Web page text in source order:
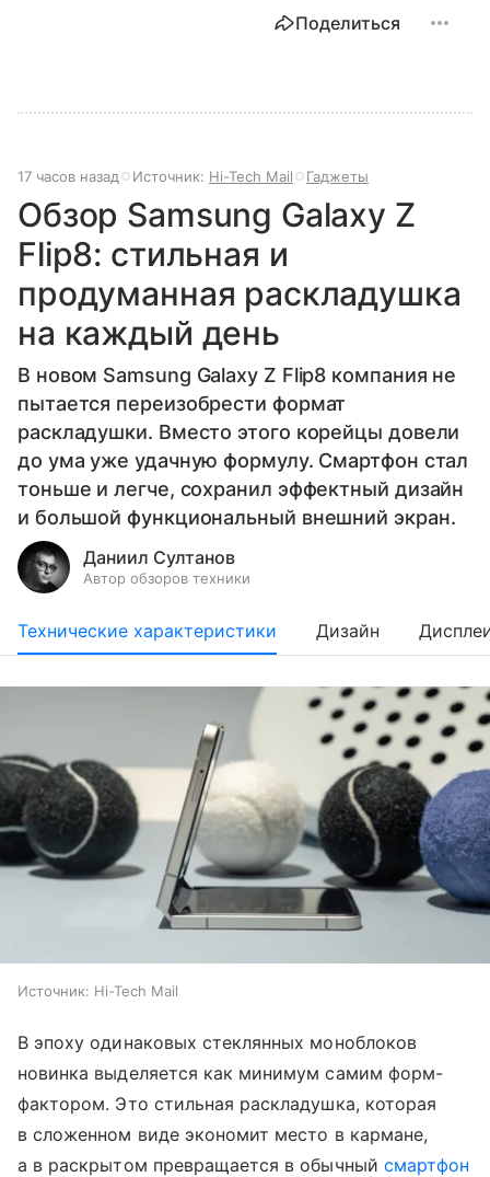
Поделиться
17 часов назад Источник: Hi-Tech Mail Гаджеты
Обзор Samsung Galaxy Z
Flip8: стильная и
продуманная раскладушка
на каждый день
В новом Samsung Galaxy Z Flip8 компания не
пытается переизобрести формат
раскладушки. Вместо этого корейцы довели
до ума уже удачную формулу. Смартфон стал
тоньше и легче, сохранил эффектный дизайн
и большой функциональный внешний экран.
Даниил Султанов
Автор обзоров техники
Технические характеристики Дизайн
Источник: Hi-Tech Mail
В эпоху одинаковых стеклянных моноблоков
новинка выделяется как минимум самим форм-
фактором. Это стильная раскладушка, которая
в сложенном виде экономит место в кармане,
а в раскрытом превращается в обычный смартфон